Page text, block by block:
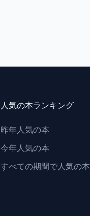
人気の本ランキング
昨年人気の本
今年人気の本
すべての期間で人気の本